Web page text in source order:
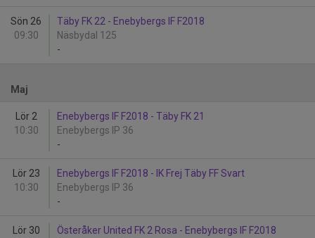
Sön 26
09:30
Täby FK 22 - Enebybergs IF F2018
Näsbydal 125
-
Maj
Lör 2
10:30
Enebybergs IF F2018 - Täby FK 21
Enebybergs IP 36
-
Lör 23
10:30
Enebybergs IF F2018 - IK Frej Täby FF Svart
Enebybergs IP 36
-
Lör 30
Österåker United FK 2 Rosa - Enebybergs IF F2018